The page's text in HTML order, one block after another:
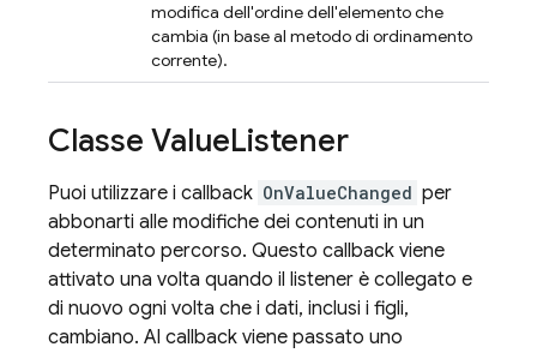
modifica dell'ordine dell'elemento che
cambia (in base al metodo di ordinamento
corrente).
Classe ValueListener
Puoi utilizzare i callback OnValueChanged per
abbonarti alle modifiche dei contenuti in un
determinato percorso. Questo callback viene
attivato una volta quando il listener è collegato e
di nuovo ogni volta che i dati, inclusi i figli,
cambiano. Al callback viene passato uno